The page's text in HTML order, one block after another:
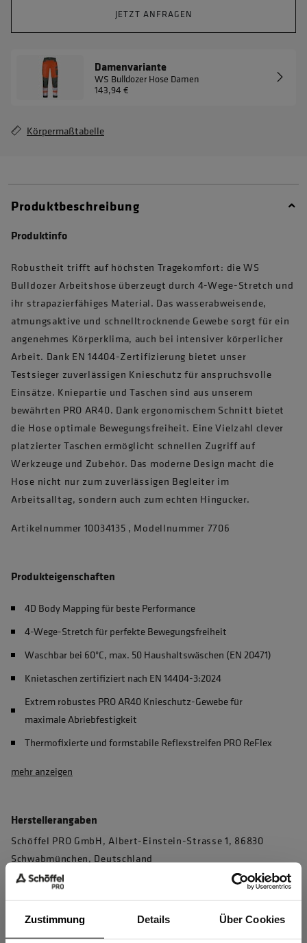
Zustimmung Details Über Cookies
JETZT ANFRAGEN
Damenvariante
WS Bulldozer Hose Damen
143,94 €
Körpermaßtabelle
Produktbeschreibung
Produktinfo
Robustheit trifft auf höchsten Tragekomfort: die WS
Bulldozer Arbeitshose überzeugt durch 4-Wege-Stretch und
ihr strapazierfähiges Material. Das wasserabweisende,
atmungsaktive und schnelltrocknende Gewebe sorgt für ein
angenehmes Körperklima, auch bei intensiver körperlicher
Arbeit. Dank EN 14404-Zertifizierung bietet unser
Testsieger zuverlässigen Knieschutz für anspruchsvolle
Einsätze. Kniepartie und Taschen sind aus unserem
bewährten PRO AR40. Dank ergonomischem Schnitt bietet
die Hose optimale Bewegungsfreiheit. Eine Vielzahl clever
platzierter Taschen ermöglicht schnellen Zugriff auf
Werkzeuge und Zubehör. Das moderne Design macht die
Hose nicht nur zum zuverlässigen Begleiter im
Arbeitsalltag, sondern auch zum echten Hingucker.
Artikelnummer 10034135 , Modellnummer 7706
Produkteigenschaften
4D Body Mapping für beste Performance
4-Wege-Stretch für perfekte Bewegungsfreiheit
Waschbar bei 60°C, max. 50 Haushaltswäschen (EN 20471)
Knietaschen zertifiziert nach EN 14404-3:2024
Extrem robustes PRO AR40 Knieschutz-Gewebe für
maximale Abriebfestigkeit
Thermofixierte und formstabile Reflexstreifen PRO ReFlex
mehr anzeigen
Herstellerangaben
Schöffel PRO GmbH, Albert-Einstein-Strasse 1, 86830
Schwabmünchen, Deutschland
info@schoeffel-pro.com